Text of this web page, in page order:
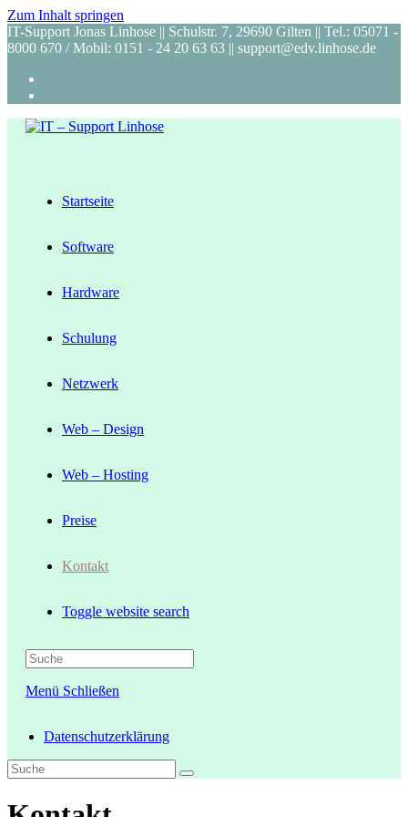
Zum Inhalt springen
IT-Support Jonas Linhose || Schulstr. 7, 29690 Gilten || Tel.: 05071 -
8000 670 / Mobil: 0151 - 24 20 63 63 || support@edv.linhose.de
Startseite
Software
Hardware
Schulung
Netzwerk
Web – Design
Web – Hosting
Preise
Kontakt
Toggle website search
Menü Schließen
Datenschutzerklärung